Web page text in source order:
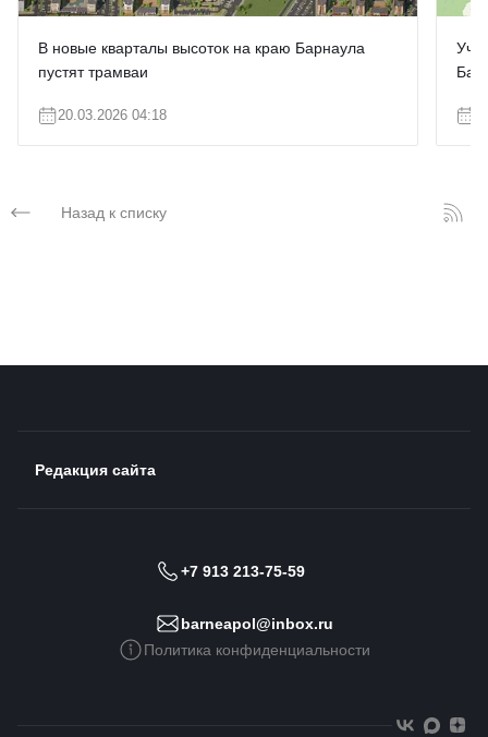
В новые кварталы высоток на краю Барнаула
пустят трамваи
20.03.2026 04:18
Назад к списку
Редакция сайта
+7 913 213-75-59
barneapol@inbox.ru
Политика конфиденциальности